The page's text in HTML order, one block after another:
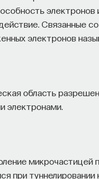
электронов
Связанные
электронов
область
электронами.
микрочастицей
при